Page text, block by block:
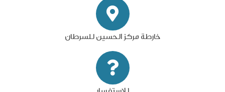
خارطة مركز الحسين للسرطان